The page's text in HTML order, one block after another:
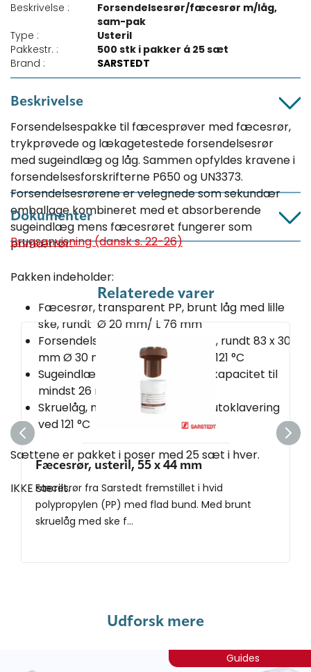
Beskrivelse :
Forsendelsesrør/fæcesrør m/låg,
sam-pak
Type :
Usteril
Pakkestr. :
500 stk i pakker á 25 sæt
Brand :
SARSTEDT
Beskrivelse
Forsendelsespakke til fæcesprøver med fæcesrør,
trykprøvede og lækagetestede forsendelsesrør
med sugeindlæg og låg. Sammen opfyldes kravene i
forsendelsesforskrifterne P650 og UN3373.
Forsendelsesrørene er velegnede som sekundær
emballage kombineret med et absorberende
sugeindlæg mens fæcesrøret fungerer som
primærrør.
Pakken indeholder:
Fæcesrør, transparent PP, brunt låg med lille
ske, rundt Ø 20 mm/ L 76 mm
Forsendelsesrør, transparent PP, rundt 83 x 30
mm Ø 30 mm, autoklaveres ved 121 °C
Sugeindlæg, cellulose med sugekapacitet til
mindst 26 ml væske
Skruelåg, naturfarvet PP, tåler autoklavering
ved 121 °C
Sættene er pakket i poser med 25 sæt i hver.
IKKE sterilt.
Dokumenter
Brugsanvisning (dansk s. 22-26)
Relaterede varer
Fæcesrør, usteril, 55 x 44 mm
Fæcesrør fra Sarstedt fremstillet i hvid
polypropylen (PP) med flad bund. Med brunt
skruelåg med ske f...
Udforsk mere
Guides